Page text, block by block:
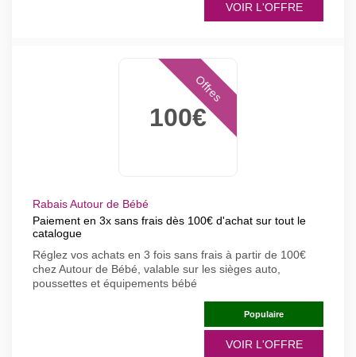
VOIR L'OFFRE
100€
Offres
Rabais Autour de Bébé
Paiement en 3x sans frais dès 100€ d'achat sur tout le
catalogue
Réglez vos achats en 3 fois sans frais à partir de 100€
chez Autour de Bébé, valable sur les sièges auto,
poussettes et équipements bébé
Populaire
VOIR L'OFFRE